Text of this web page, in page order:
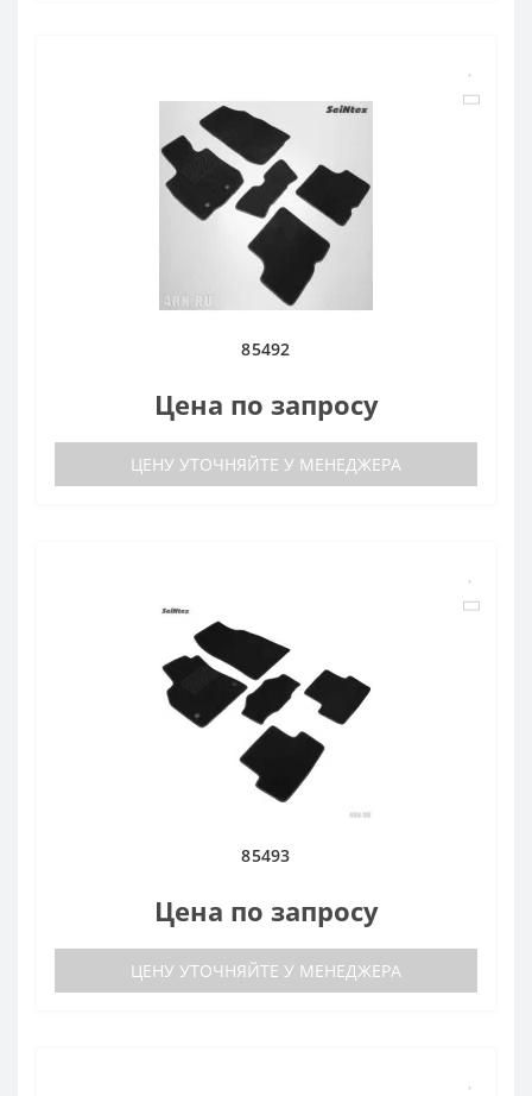
85492
Цена по запросу
ЦЕНУ УТОЧНЯЙТЕ У МЕНЕДЖЕРА
85493
Цена по запросу
ЦЕНУ УТОЧНЯЙТЕ У МЕНЕДЖЕРА